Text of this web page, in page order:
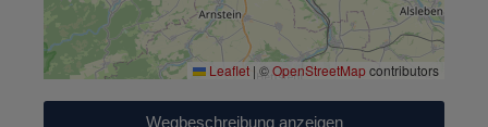
Leaflet | ©OpenStreetMapcontributors
Wegbeschreibung anzeigen